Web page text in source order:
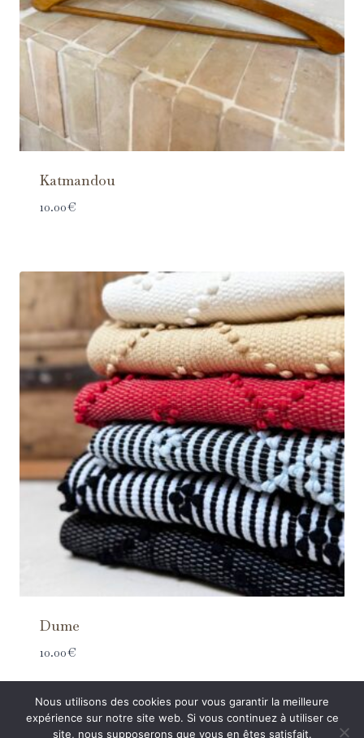
Katmandou
10.00€
Dume
10.00€
Nous utilisons des cookies pour vous garantir la meilleure
expérience sur notre site web. Si vous continuez à utiliser ce
site, nous supposerons que vous en êtes satisfait.